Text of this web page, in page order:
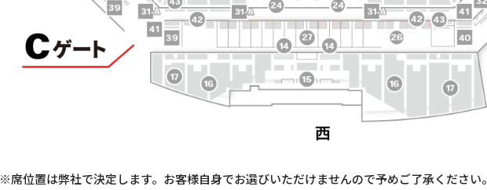
※席位置は弊社で決定します。お客様自身でお選びいただけませんので予めご了承ください。